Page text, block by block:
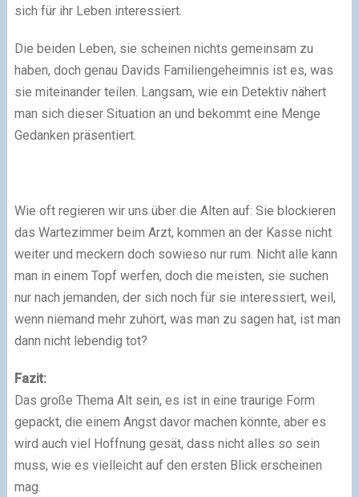
sich für ihr Leben interessiert.
Die beiden Leben, sie scheinen nichts gemeinsam zu
haben, doch genau Davids Familiengeheimnis ist es, was
sie miteinander teilen. Langsam, wie ein Detektiv nähert
man sich dieser Situation an und bekommt eine Menge
Gedanken präsentiert.
Wie oft regieren wir uns über die Alten auf: Sie blockieren
das Wartezimmer beim Arzt, kommen an der Kasse nicht
weiter und meckern doch sowieso nur rum. Nicht alle kann
man in einem Topf werfen, doch die meisten, sie suchen
nur nach jemanden, der sich noch für sie interessiert, weil,
wenn niemand mehr zuhört, was man zu sagen hat, ist man
dann nicht lebendig tot?
Fazit:
Das große Thema Alt sein, es ist in eine traurige Form
gepackt, die einem Angst davor machen könnte, aber es
wird auch viel Hoffnung gesät, dass nicht alles so sein
muss, wie es vielleicht auf den ersten Blick erscheinen
mag.